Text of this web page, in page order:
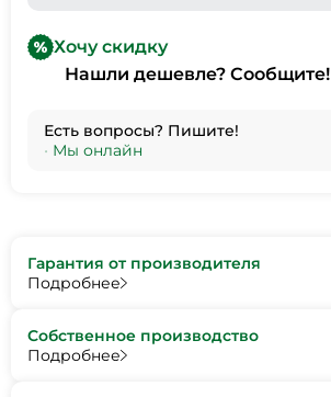
Хочу скидку
Нашли дешевле? Сообщите!
Есть вопросы? Пишите!
• Мы онлайн
Гарантия от производителя
Подробнее
Собственное производство
Подробнее